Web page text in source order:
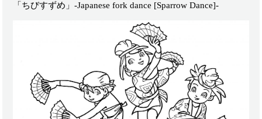
「ちびすずめ」-Japanese fork dance [Sparrow Dance]-